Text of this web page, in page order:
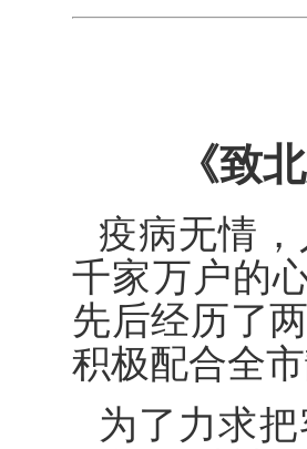
《致
疫病无情
千家万户的
先后经历了
积极配合全
为了力求